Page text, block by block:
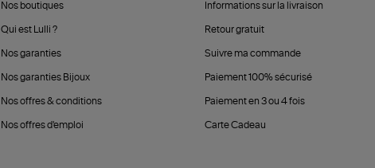
Nos boutiques
Qui est Lulli ?
Nos garanties
Nos garanties Bijoux
Nos offres & conditions
Nos offres d'emploi
Informations sur la livraison
Retour gratuit
Suivre ma commande
Paiement 100% sécurisé
Paiement en 3 ou 4 fois
Carte Cadeau